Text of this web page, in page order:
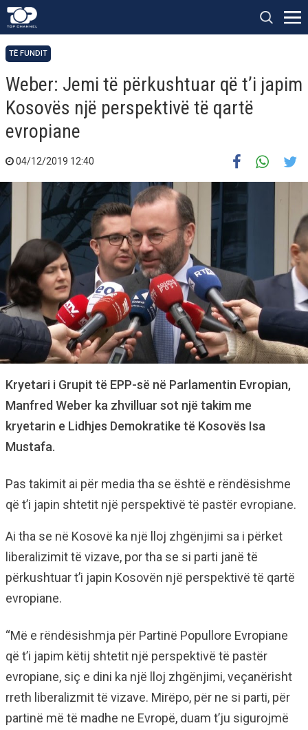
TË FUNDIT
Weber: Jemi të përkushtuar që t’i japim
Kosovës një perspektivë të qartë
evropiane
04/12/2019 12:40
Kryetari i Grupit të EPP-së në Parlamentin Evropian,
Manfred Weber ka zhvilluar sot një takim me
kryetarin e Lidhjes Demokratike të Kosovës Isa
Mustafa.
Pas takimit ai për media tha se është e rëndësishme
që t’i japin shtetit një perspektivë të pastër evropiane.
Ai tha se në Kosovë ka një lloj zhgënjimi sa i përket
liberalizimit të vizave, por tha se si parti janë të
përkushtuar t’i japin Kosovën një perspektivë të qartë
evropiane.
“Më e rëndësishmja për Partinë Popullore Evropiane
që t’i japim këtij shtetit një perspektivë të pastër
evropiane, siç e dini ka një lloj zhgënjimi, veçanërisht
rreth liberalizmit të vizave. Mirëpo, për ne si parti, për
partinë më të madhe ne Evropë, duam t’ju sigurojmë